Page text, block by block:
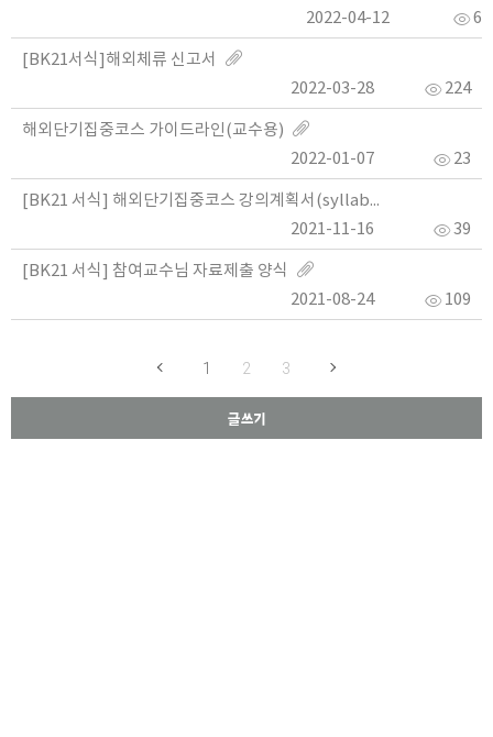
61
2022-04-12
[BK21서식]해외체류 신고서
224
2022-03-28
해외단기집중코스 가이드라인(교수용)
23
2022-01-07
[BK21 서식] 해외단기집중코스 강의계획서(syllabus)
39
2021-11-16
[BK21 서식] 참여교수님 자료제출 양식
109
2021-08-24
1 2 3
글쓰기